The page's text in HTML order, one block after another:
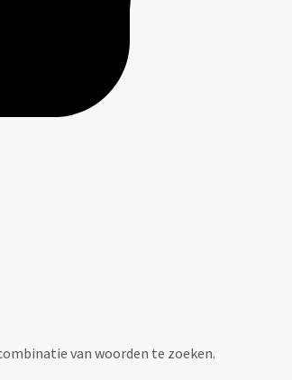
van woorden te zoeken.